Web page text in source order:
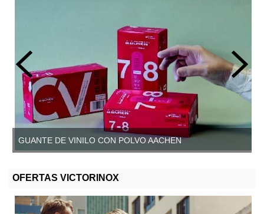
GUANTE DE VINILO CON POLVO AACHEN
GUANTE DE VINILO SIN POLVO, AACHEN
OFERTAS VICTORINOX